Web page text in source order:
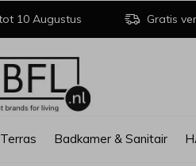
Badkamer & Sanitair
10 Augustus Gratis